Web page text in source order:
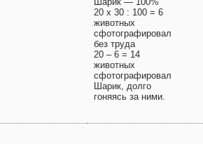
20 х 30 : 100 = 6
животных
сфотографировал
без труда
20 – 6 = 14
животных
сфотографировал
Шарик, долго
гоняясь за ними.